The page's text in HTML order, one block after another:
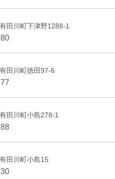
田川町下津野1288-1
田川町徳田97-6
田川町小島278-1
田川町小島15